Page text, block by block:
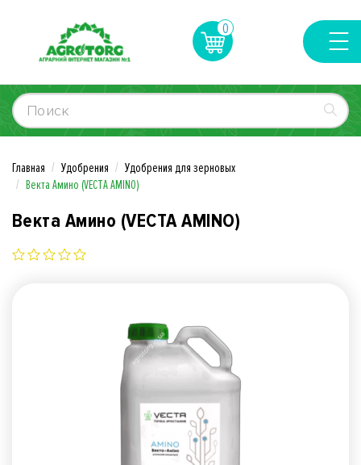
0
Главная Удобрения
Удобрения для зерновых
Векта Амино (VECTA AMINO)
Векта Амино (VECTA AMINO)